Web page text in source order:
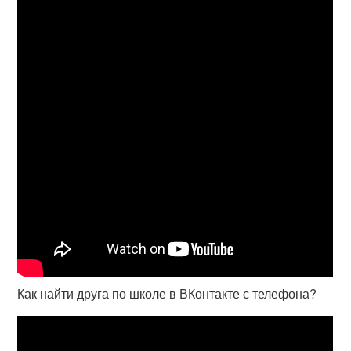
Как найти друга по школе в ВКонтакте с телефона?